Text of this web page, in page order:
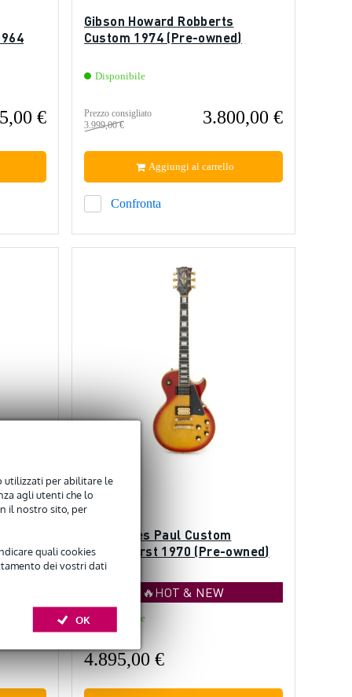
utilizzati per abilitare le
agli utenti che lo
il nostro sito, per
quali cookies
dei vostri dati
OK
€
Gibson Howard Robberts
Custom 1974 (Pre-owned)
Disponibile
Prezzo consigliato
3.999,00 €
3.800,00 €
Confronta
Aggiungi al carrello
Gibson Les Paul Custom
Cherryburst 1970 (Pre-owned)
🔥HOT & NEW
Disponibile
4.895,00 €